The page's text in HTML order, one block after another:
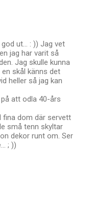
ut... : )) Jag vet
jag har varit så
Jag skulle kunna
skål känns det
heller så jag kan
att odla 40-års
fina dom där servett
små tenn skyltar
dekor runt om. Ser
; ))